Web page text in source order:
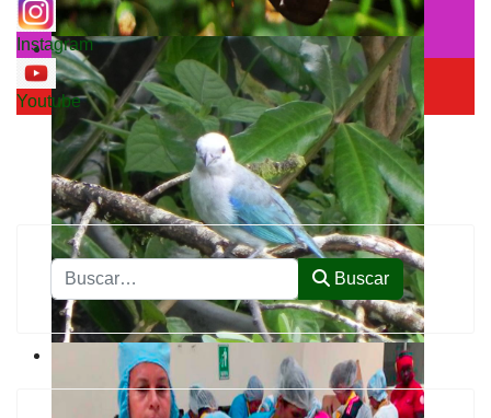
Instagram
Youtube
Buscar Buscar